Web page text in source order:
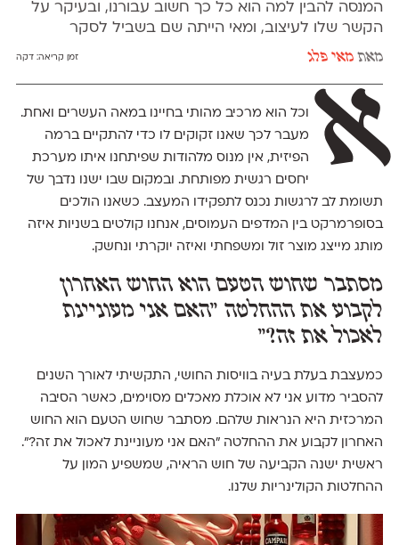
המנסה להבין למה הוא כל כך חשוב עבורנו, ובעיקר על
הקשר שלו לעיצוב, ומאי הייתה שם בשביל לסקר
מאת מאי פלג זמן קריאה:דקה
א
וכל הוא מרכיב מהותי בחיינו במאה העשרים ואחת.
מעבר לכך שאנו זקוקים לו כדי להתקיים ברמה
הפיזית, אין מנוס מלהודות שפיתחנו איתו מערכת
יחסים רגשית מפותחת. ובמקום שבו ישנו נדבך של
תשומת לב לרגשות נכנס לתפקידו המעצב. כשאנו הולכים
בסופרמרקט בין המדפים העמוסים, אנחנו קולטים בשניות איזה
מותג מייצג מוצר זול ומשפחתי ואיזה יוקרתי ונחשק.
מסתבר שחוש הטעם הוא החוש האחרון
לקבוע את ההחלטה ״האם אני מעוניינת
לאכול את זה?״
כמעצבת בעלת בעיה בוויסות החושי, התקשיתי לאורך השנים
להסביר מדוע אני לא אוכלת מאכלים מסוימים, כאשר הסיבה
המרכזית היא הנראות שלהם. מסתבר שחוש הטעם הוא החוש
האחרון לקבוע את ההחלטה ״האם אני מעוניינת לאכול את זה?״.
ראשית ישנה הקביעה של חוש הראיה, שמשפיע המון על
ההחלטות הקולינריות שלנו.